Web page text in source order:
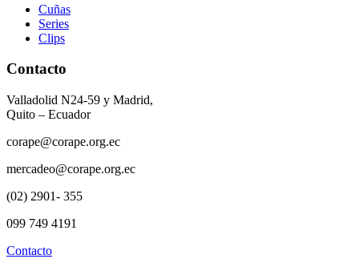
Cuñas
Series
Clips
Contacto
Valladolid N24-59 y Madrid,
Quito – Ecuador
corape@corape.org.ec
mercadeo@corape.org.ec
(02) 2901- 355
099 749 4191
Contacto